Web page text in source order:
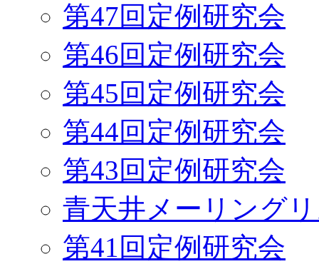
第47回定例研究会
第46回定例研究会
第45回定例研究会
第44回定例研究会
第43回定例研究会
青天井メーリング
第41回定例研究会